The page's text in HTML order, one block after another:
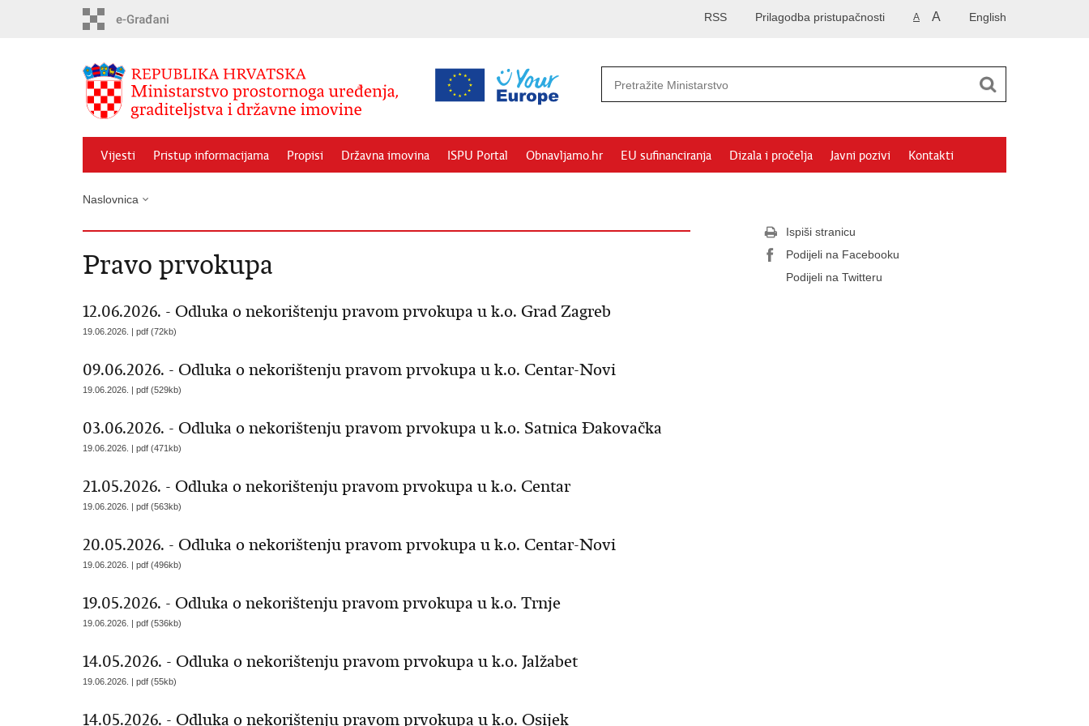
English
A A
Prilagodba pristupačnosti
RSS
Vijesti Pristup informacijama Propisi Državna imovina ISPU Portal Obnavljamo.hr EU sufinanciranja Dizala i pročelja Javni pozivi Kontakti
Naslovnica
Pravo prvokupa
12.06.2026. - Odluka o nekorištenju pravom prvokupa u k.o. Grad Zagreb
19.06.2026. | pdf (72kb)
09.06.2026. - Odluka o nekorištenju pravom prvokupa u k.o. Centar-Novi
19.06.2026. | pdf (529kb)
03.06.2026. - Odluka o nekorištenju pravom prvokupa u k.o. Satnica Đakovačka
19.06.2026. | pdf (471kb)
21.05.2026. - Odluka o nekorištenju pravom prvokupa u k.o. Centar
19.06.2026. | pdf (563kb)
20.05.2026. - Odluka o nekorištenju pravom prvokupa u k.o. Centar-Novi
19.06.2026. | pdf (496kb)
19.05.2026. - Odluka o nekorištenju pravom prvokupa u k.o. Trnje
19.06.2026. | pdf (536kb)
14.05.2026. - Odluka o nekorištenju pravom prvokupa u k.o. Jalžabet
19.06.2026. | pdf (55kb)
14.05.2026. - Odluka o nekorištenju pravom prvokupa u k.o. Osijek
Ispiši stranicu
Podijeli na Facebooku
Podijeli na Twitteru